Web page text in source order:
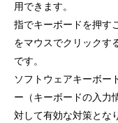
メリット
機能・サービス
用できます。
指でキーボードを押す
をマウスでクリックす
です。
ソフトウェアキーボー
ー（キーボードの入力
対して有効な対策とな